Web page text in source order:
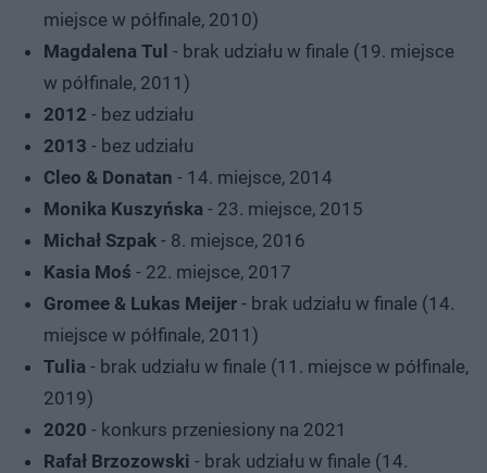
miejsce w półfinale, 2010)
Magdalena Tul - brak udziału w finale (19. miejsce
w półfinale, 2011)
2012 - bez udziału
2013 - bez udziału
Cleo & Donatan - 14. miejsce, 2014
Monika Kuszyńska - 23. miejsce, 2015
Michał Szpak - 8. miejsce, 2016
Kasia Moś - 22. miejsce, 2017
Gromee & Lukas Meijer - brak udziału w finale (14.
miejsce w półfinale, 2011)
Tulia - brak udziału w finale (11. miejsce w półfinale,
2019)
2020 - konkurs przeniesiony na 2021
Rafał Brzozowski - brak udziału w finale (14.